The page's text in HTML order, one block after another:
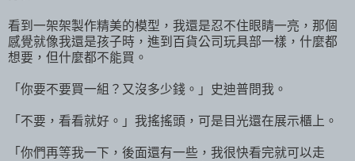
看到一架架製作精美的模型，我還是忍不住眼睛一亮，那個
感覺就像我還是孩子時，進到百貨公司玩具部一樣，什麼都
想要，但什麼都不能買。
「你要不要買一組？又沒多少錢。」史迪普問我。
「不要，看看就好。」我搖搖頭，可是目光還在展示櫃上。
「你們再等我一下，後面還有一些，我很快看完就可以走